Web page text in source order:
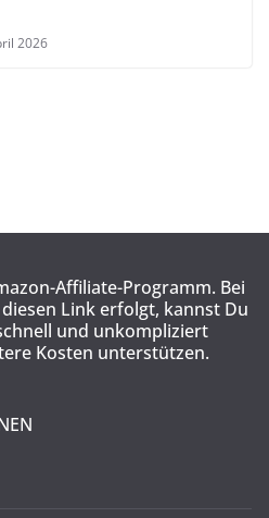
2026
Affiliate-Programm. Bei
Link erfolgt, kannst Du
und unkompliziert
Kosten unterstützen.